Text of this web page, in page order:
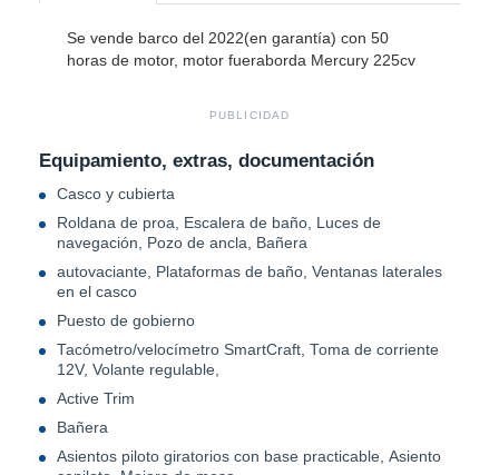
Se vende barco del 2022(en garantía) con 50
horas de motor, motor fueraborda Mercury 225cv
PUBLICIDAD
Equipamiento, extras, documentación
Casco y cubierta
Roldana de proa, Escalera de baño, Luces de
navegación, Pozo de ancla, Bañera
autovaciante, Plataformas de baño, Ventanas laterales
en el casco
Puesto de gobierno
Tacómetro/velocímetro SmartCraft, Toma de corriente
12V, Volante regulable,
Active Trim
Bañera
Asientos piloto giratorios con base practicable, Asiento